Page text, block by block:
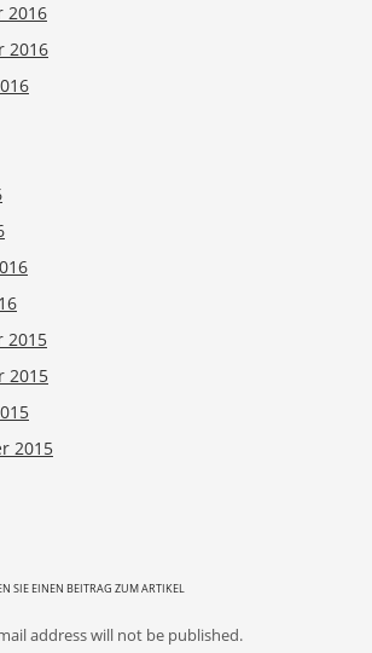
2016
2016
2015
2015
2015
SIE EINEN BEITRAG ZUM ARTIKEL
address will not be published.